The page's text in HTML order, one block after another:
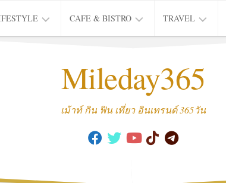
CAFE & BISTRO
CAFE
TRAVEL
THAI
TRIP
Mileday365
เม้าท์ กิน ฟิน เที่ยว อินเทรนด์ 365วัน